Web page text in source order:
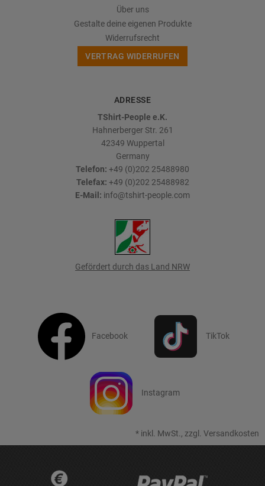
Über uns
Gestalte deine eigenen Produkte
Widerrufsrecht
VERTRAG WIDERRUFEN
ADRESSE
TShirt-People e.K.
Hahnerberger Str. 261
42349 Wuppertal
Germany
Telefon: +49 (0)202 25488980
Telefax: +49 (0)202 25488982
E-Mail: info@tshirt-people.com
Gefördert durch das Land NRW
Facebook TikTok
Instagram
* inkl. MwSt., zzgl. Versandkosten